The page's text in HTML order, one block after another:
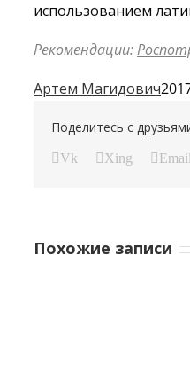
использованием
Рекомендации:
Артем Магидович
Поделитесь с
Vk Xing Email
Похожие записи